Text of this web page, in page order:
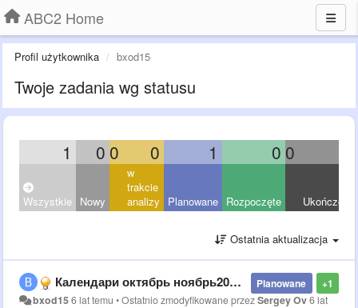
ABC2 Home
Profil użytkownika bxod15
Twoje zadania wg statusu
1 0 0 0 1 0 0
Wszystkie Nowy
w
trakcie
analizy
Planowane Rozpoczęte Ukończony
Ostatnia aktualizacja
+1
Planowane
Календари октябрь ноябрь2020 явная нестыковка,скорей всего вместо ноября разместили другой месяц.
bxod156 lat temu •Ostatnio zmodyfikowane przezSergey Ov6 lat